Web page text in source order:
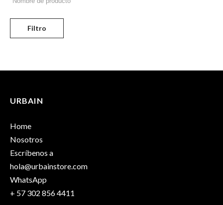
Filtro
URBAIN
Home
Nosotros
Escríbenos a
hola@urbainstore.com
WhatsApp
+ 57 302 856 4411